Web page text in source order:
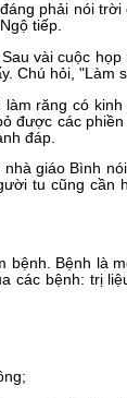
phải nói
tiếp.
vài cuộc
Chú hỏi, "Làm
răng có
được các
đáp.
giáo Bình
tu cũng cần
bệnh. Bệnh là
các bệnh: trị